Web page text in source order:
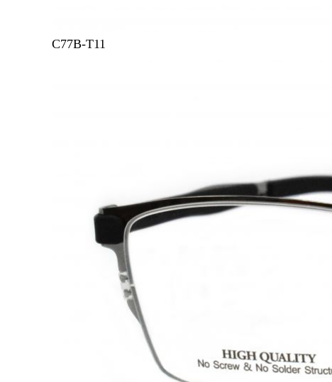
C77B-T11